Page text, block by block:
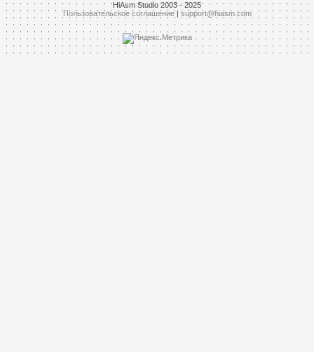
HiAsm Studio 2003 - 2025
Пользовательское соглашение| support@hiasm.com